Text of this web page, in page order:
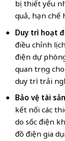
bị thiết yếu
quả, hạn chế
Duy trì hoạt
điều chỉnh
điện dự
quan trọng
duy trì trải
Bảo vệ tài
kết nối các
do sốc điện
đồ điện gia